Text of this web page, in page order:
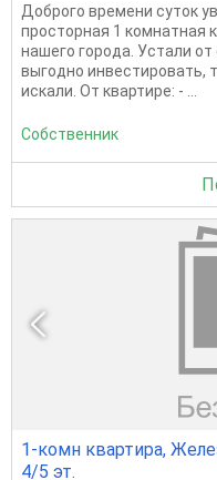
Доброго времени суток
просторная 1 комнатная
нашего города. Устали
выгодно инвестировать,
искали. От квартире: - ...
Собственник
1-комн квартира,
4/5 эт.